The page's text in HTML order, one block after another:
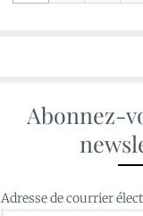
Abonnez-
Adresse de courrier